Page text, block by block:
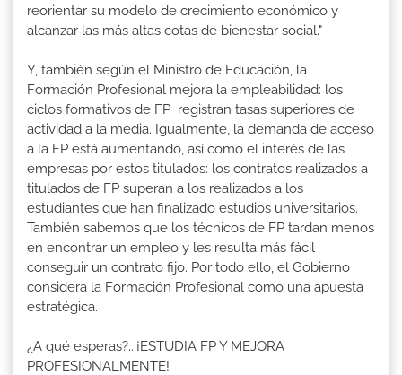
reorientar su modelo de crecimiento económico y
alcanzar las más altas cotas de bienestar social."
Y, también según el Ministro de Educación, la
Formación Profesional mejora la empleabilidad: los
ciclos formativos de FP registran tasas superiores de
actividad a la media. Igualmente, la demanda de acceso
a la FP está aumentando, así como el interés de las
empresas por estos titulados: los contratos realizados a
titulados de FP superan a los realizados a los
estudiantes que han finalizado estudios universitarios.
También sabemos que los técnicos de FP tardan menos
en encontrar un empleo y les resulta más fácil
conseguir un contrato fijo. Por todo ello, el Gobierno
considera la Formación Profesional como una apuesta
estratégica.
¿A qué esperas?...¡ESTUDIA FP Y MEJORA
PROFESIONALMENTE!